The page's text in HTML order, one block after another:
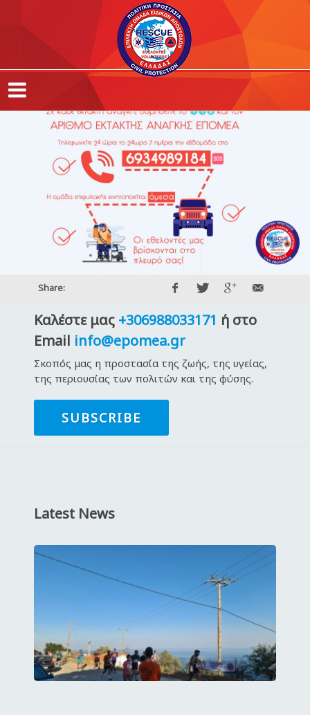
Share:
Καλέστε μας +306988033171 ή στο
Email info@epomea.gr
Σκοπός μας η προστασία της ζωής, της υγείας,
της περιουσίας των πολιτών και της φύσης.
SUBSCRIBE
Latest News